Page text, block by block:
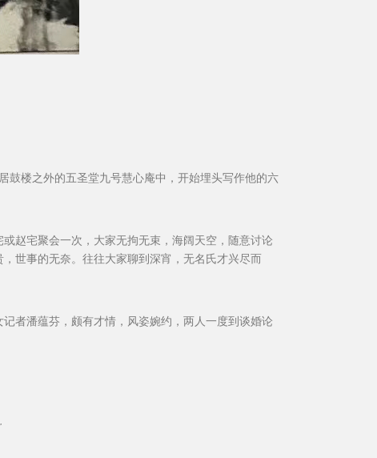
鼓楼之外的五圣堂九号慧心庵中，开始埋头写作他的六
赵宅聚会一次，大家无拘无束，海阔天空，随意讨论
世事的无奈。往往大家聊到深宵，无名氏才兴尽而
者潘蕴芬，颇有才情，风姿婉约，两人一度到谈婚论